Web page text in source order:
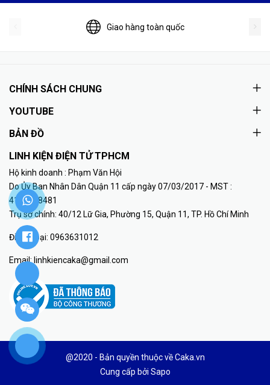
Giao hàng toàn quốc
CHÍNH SÁCH CHUNG
YOUTUBE
BẢN ĐỒ
LINH KIỆN ĐIỆN TỬ TPHCM
Hộ kinh doanh : Phạm Văn Hội
Do Ủy Ban Nhân Dân Quận 11 cấp ngày 07/03/2017 - MST :
41K8018481
Trụ sở chính: 40/12 Lữ Gia, Phường 15, Quận 11, TP. Hồ Chí Minh
Điện thoại: 0963631012
Email: linhkiencaka@gmail.com
@2020 - Bản quyền thuộc về Caka.vn
Cung cấp bởi Sapo